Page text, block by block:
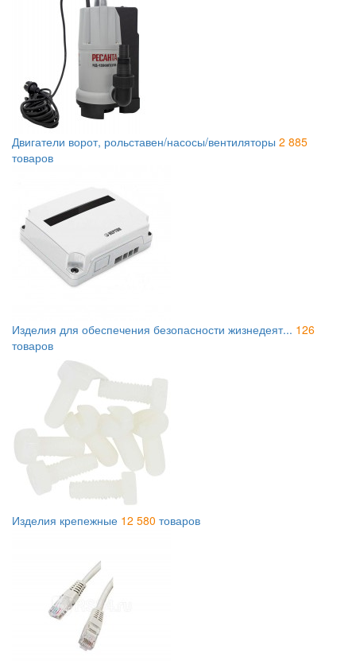
Двигатели ворот, рольставен/насосы/вентиляторы 2 885
товаров
Изделия для обеспечения безопасности жизнедеят... 126
товаров
Изделия крепежные 12 580 товаров